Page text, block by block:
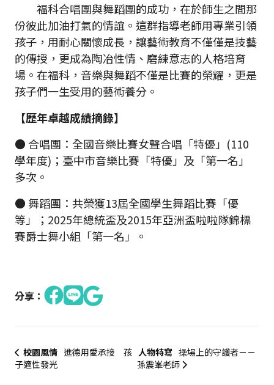
福科合唱團與舞蹈團的成功，在於師生之間那
份彼此加油打氣的情誼。這群指導老師用專業引領
孩子，用耐心關懷成長，讓藝術教育不僅僅是技藝
的傳授，更成為陶冶性情、磨練意志的人格培育
場。在福科，音樂與舞蹈不僅是比賽的榮耀，更是
孩子們一生受用的藝術養分。
【歷年卓越成績摘錄】
● 合唱團：全國音樂比賽女聲合唱「特優」(110
學年度)；臺中市音樂比賽「特優」及「第一名」
多次。
● 舞蹈團：共榮獲13屆全國學生舞蹈比賽「優
等」；2025年總統盃及2015年亞洲盃啦啦隊錦標
賽爵士舞小組「第一名」。
分享：
校園風情 進德用愛承接 孩
子適性發光
人物特寫 操場上的守護者－－
孫震峯老師